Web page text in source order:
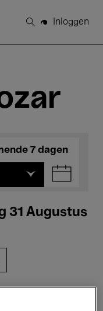
Zoeken
Inloggen
7 dagen
31 Augustus